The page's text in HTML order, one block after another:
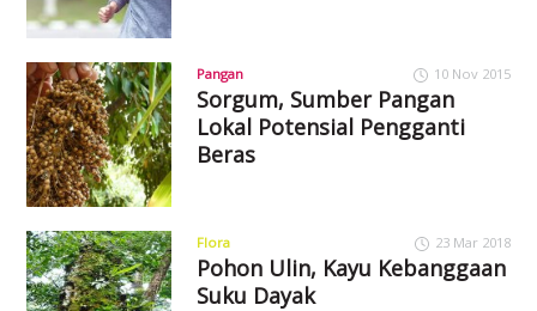
Pangan 10 Nov 2015
Sorgum, Sumber Pangan
Lokal Potensial Pengganti
Beras
Flora 23 Mar 2018
Pohon Ulin, Kayu Kebanggaan
Suku Dayak